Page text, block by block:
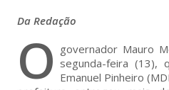
Da Redação
O governador Mauro
segunda-feira (13),
Emanuel Pinheiro